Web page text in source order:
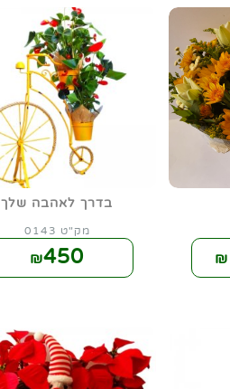
בדרך לאהבה שלך
מק"ט 0143
₪450